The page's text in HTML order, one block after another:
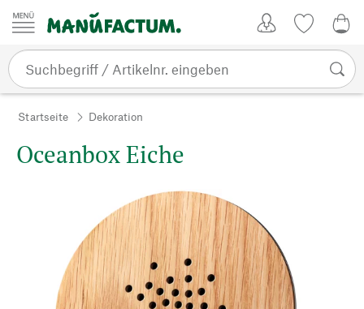
Zum Inhalt springen
Startseite Dekoration
Oceanbox Eiche